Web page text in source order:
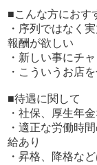
【店長/幹部候補
- 集客やキャスト
- 各種媒体の契約
- 予算や売上の管
- 求職者の面接や
- 競合店や市場の
アットホームな
に相談でき、思
■こんな方におす
・序列ではなく
報酬が欲しい
・新しい事にチ
・こういうお店
■待遇に関して
・社保、厚生年
・適正な労働時
給あり
・昇格、降格な